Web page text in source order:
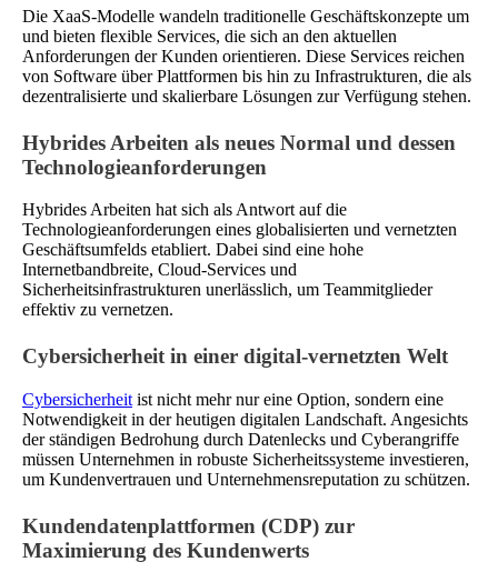
Die XaaS-Modelle wandeln traditionelle Geschäftskonzepte um
und bieten flexible Services, die sich an den aktuellen
Anforderungen der Kunden orientieren. Diese Services reichen
von Software über Plattformen bis hin zu Infrastrukturen, die als
dezentralisierte und skalierbare Lösungen zur Verfügung stehen.
Hybrides Arbeiten als neues Normal und dessen
Technologieanforderungen
Hybrides Arbeiten hat sich als Antwort auf die
Technologieanforderungen eines globalisierten und vernetzten
Geschäftsumfelds etabliert. Dabei sind eine hohe
Internetbandbreite, Cloud-Services und
Sicherheitsinfrastrukturen unerlässlich, um Teammitglieder
effektiv zu vernetzen.
Cybersicherheit in einer digital-vernetzten Welt
Cybersicherheit ist nicht mehr nur eine Option, sondern eine
Notwendigkeit in der heutigen digitalen Landschaft. Angesichts
der ständigen Bedrohung durch Datenlecks und Cyberangriffe
müssen Unternehmen in robuste Sicherheitssysteme investieren,
um Kundenvertrauen und Unternehmensreputation zu schützen.
Kundendatenplattformen (CDP) zur
Maximierung des Kundenwerts